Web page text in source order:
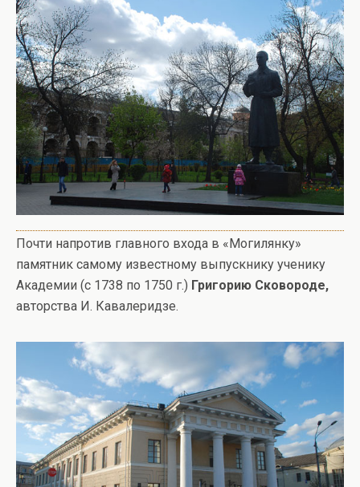
Почти напротив главного входа в «Могилянку»
памятник самому известному выпускнику ученику
Академии (с 1738 по 1750 г.) Григорию Сковороде,
авторства И. Кавалеридзе.